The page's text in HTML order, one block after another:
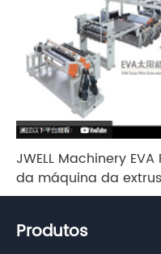
JWELL Machinery
da máquina da
Produtos